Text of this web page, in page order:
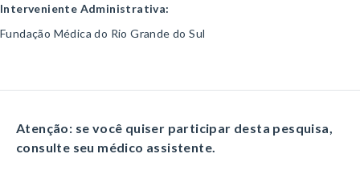
Interveniente Administrativa:
Fundação Médica do Rio Grande do Sul
Atenção: se você quiser participar desta pesquisa,
consulte seu médico assistente.